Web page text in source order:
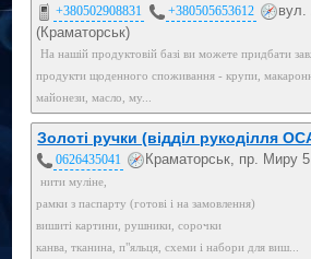
+380502908831 +380505653612
вул.
(Краматорськ)
На нашій продуктовій базі ви можете придбати
продукти щоденного споживання - крупи,
майонези, масло, му...
Золоті ручки (відділ рукоділля
0626435041 Краматорськ, пр. Миру
нити муліне,
рамки з паспарту (готові і на замовлення)
вишиті картини, рушники, сорочки
канва, тканина, п"яльця, схеми і набори для виш...